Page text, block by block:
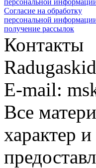
персональной
Согласие на обработку
персональной
получение рассылок
Контакты
E-mail:
Все
характер